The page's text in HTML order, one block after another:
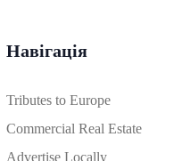
Навігація
Tributes to Europe
Commercial Real Estate
Advertise Locally